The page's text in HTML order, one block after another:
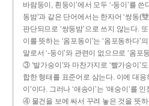
바람둥이, 흰둥이’에서 모두 ‘-둥이’를 쓴
동밤’과 같은 단어에서는 한자어 ‘쌍동(
판단되므로 ‘쌍둥밤’으로 쓰지 않는다.
이를 뜻하는 ‘옴포동이’는 ‘옴포동하다’
말로서 ‘-둥이’와 관련이 없으므로 ‘옴포
③ ‘발가숭이’와 마찬가지로 ‘빨가숭이’
합한 형태를 표준어로 삼는다. 이에 대응
이’이다. 그러나 ‘애송이’는 ‘애숭이’를
④ 물건을 보에 싸서 꾸려 놓은 것을 뜻하